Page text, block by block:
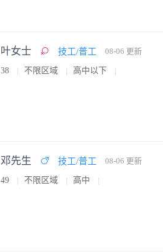
叶女士 技工/普工 08-06 更新
38 不限区域 高中以下
邓先生 技工/普工 08-06 更新
49 不限区域 高中